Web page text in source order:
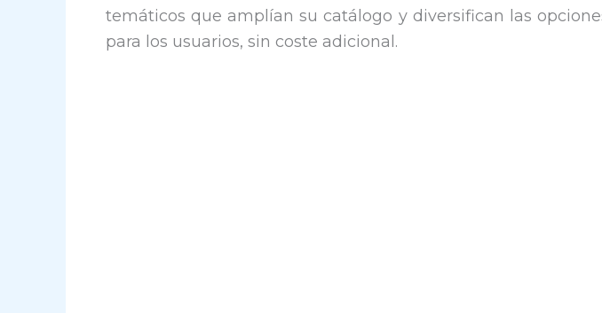
temáticos que amplían su catálogo y diversifican las
para los usuarios, sin coste adicional.